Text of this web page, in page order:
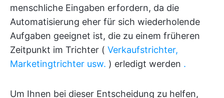
menschliche Eingaben erfordern, da die
Automatisierung eher für sich wiederholende
Aufgaben geeignet ist, die zu einem früheren
Zeitpunkt im Trichter ( Verkaufstrichter,
Marketingtrichter usw. ) erledigt werden .
Um Ihnen bei dieser Entscheidung zu helfen,